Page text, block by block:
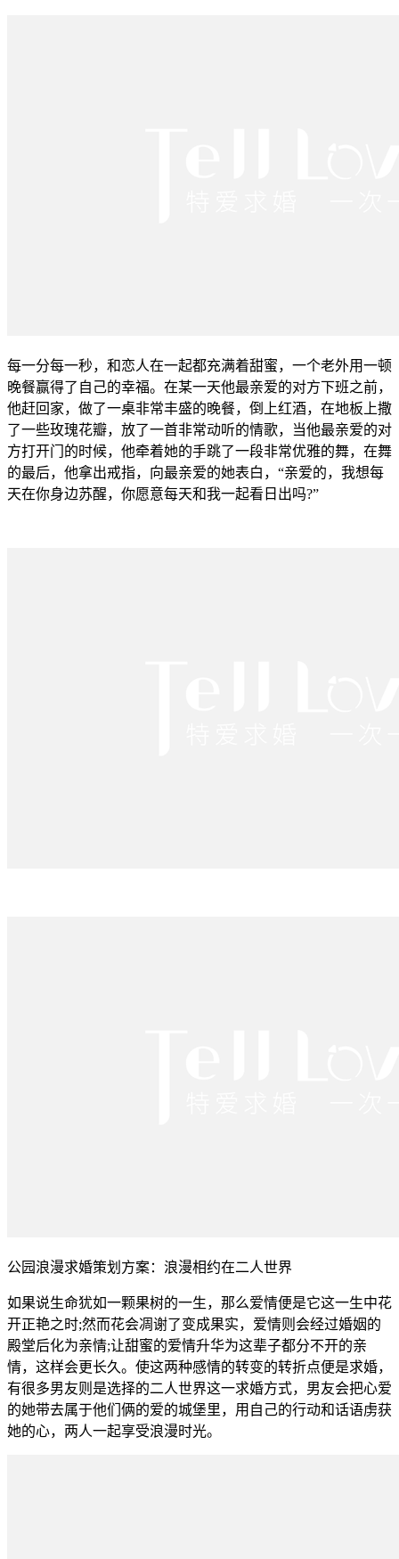
每一分每一秒，和恋人在一起都充满着甜蜜，一个老外用一顿
晚餐赢得了自己的幸福。在某一天他最亲爱的对方下班之前，
他赶回家，做了一桌非常丰盛的晚餐，倒上红酒，在地板上撒
了一些玫瑰花瓣，放了一首非常动听的情歌，当他最亲爱的对
方打开门的时候，他牵着她的手跳了一段非常优雅的舞，在舞
的最后，他拿出戒指，向最亲爱的她表白，“亲爱的，我想每
天在你身边苏醒，你愿意每天和我一起看日出吗?”
公园浪漫求婚策划方案：浪漫相约在二人世界
如果说生命犹如一颗果树的一生，那么爱情便是它这一生中花
开正艳之时;然而花会凋谢了变成果实，爱情则会经过婚姻的
殿堂后化为亲情;让甜蜜的爱情升华为这辈子都分不开的亲
情，这样会更长久。使这两种感情的转变的转折点便是求婚，
有很多男友则是选择的二人世界这一求婚方式，男友会把心爱
的她带去属于他们俩的爱的城堡里，用自己的行动和话语虏获
她的心，两人一起享受浪漫时光。